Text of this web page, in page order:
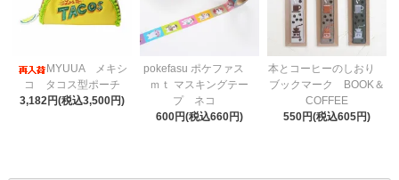
MYUUA メキシ
コ タコス型ポーチ
3,182円(税込3,500円)
pokefasu ポケファス
ｍｔ マスキングテー
プ ネコ
600円(税込660円)
本とコーヒーのしおり
ブックマーク BOOK＆
COFFEE
550円(税込605円)